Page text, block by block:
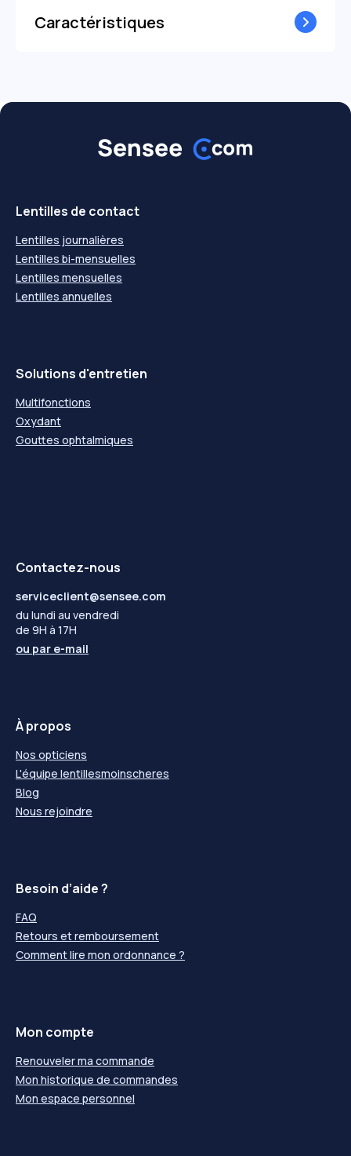
Caractéristiques
Lentilles de contact
Lentilles journalières
Lentilles bi-mensuelles
Lentilles mensuelles
Lentilles annuelles
Solutions d'entretien
Multifonctions
Oxydant
Gouttes ophtalmiques
Contactez-nous
serviceclient@sensee.com
du lundi au vendredi
de 9H à 17H
ou par e-mail
À propos
Nos opticiens
L'équipe lentillesmoinscheres
Blog
Nous rejoindre
Besoin d’aide ?
FAQ
Retours et remboursement
Comment lire mon ordonnance ?
Mon compte
Renouveler ma commande
Mon historique de commandes
Mon espace personnel